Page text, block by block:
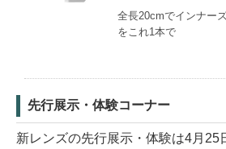
全長20cmでインナー
をこれ1本で
先行展示・体験コーナー
新レンズの先行展示・体験は4月25